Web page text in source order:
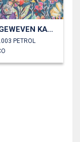
FIJNGEWEVEN KATOENEN POPLIN DIGITAAL BLOEMEN
PETROL